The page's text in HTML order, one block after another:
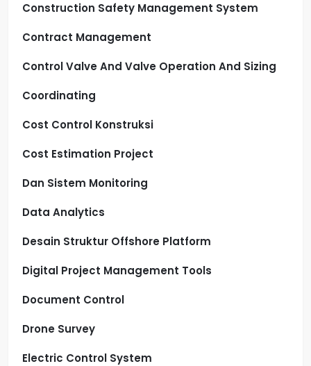
Construction Safety Management System
Contract Management
Control Valve And Valve Operation And Sizing
Coordinating
Cost Control Konstruksi
Cost Estimation Project
Dan Sistem Monitoring
Data Analytics
Desain Struktur Offshore Platform
Digital Project Management Tools
Document Control
Drone Survey
Electric Control System